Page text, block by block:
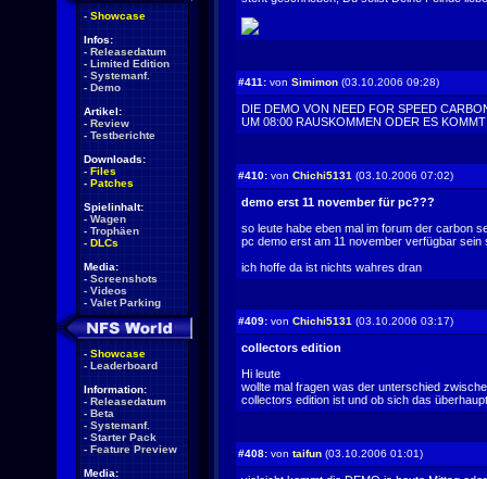
- Showcase
Infos:
- Releasedatum
- Limited Edition
- Systemanf.
- Demo
Artikel:
- Review
- Testberichte
Downloads:
- Files
- Patches
Spielinhalt:
- Wagen
- Trophäen
- DLCs
Media:
- Screenshots
- Videos
- Valet Parking
- Showcase
- Leaderboard
Information:
- Releasedatum
- Beta
- Systemanf.
- Starter Pack
- Feature Preview
Media:
#411: von Simimon (03.10.2006 09:28)
DIE DEMO VON NEED FOR SPEED
UM 08:00 RAUSKOMMEN ODER ES
#410: von Chichi5131 (03.10.2006 07:02)
demo erst 11 november für pc???
so leute habe eben mal im forum der carbon
pc demo erst am 11 november verfügbar sein
ich hoffe da ist nichts wahres dran
#409: von Chichi5131 (03.10.2006 03:17)
collectors edition
Hi leute
wollte mal fragen was der unterschied
collectors edition ist und ob sich das
#408: von taifun (03.10.2006 01:01)